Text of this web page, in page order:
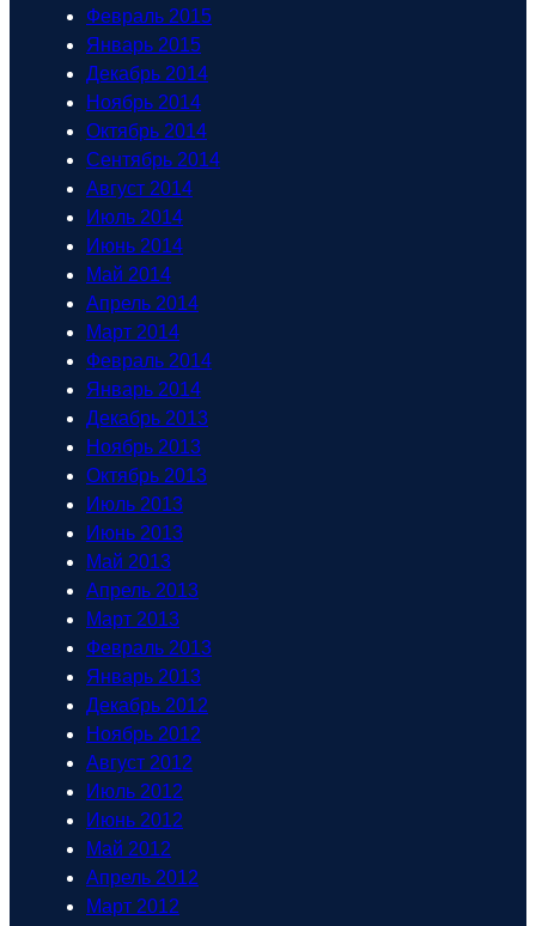
Февраль 2015
Январь 2015
Декабрь 2014
Ноябрь 2014
Октябрь 2014
Сентябрь 2014
Август 2014
Июль 2014
Июнь 2014
Май 2014
Апрель 2014
Март 2014
Февраль 2014
Январь 2014
Декабрь 2013
Ноябрь 2013
Октябрь 2013
Июль 2013
Июнь 2013
Май 2013
Апрель 2013
Март 2013
Февраль 2013
Январь 2013
Декабрь 2012
Ноябрь 2012
Август 2012
Июль 2012
Июнь 2012
Май 2012
Апрель 2012
Март 2012